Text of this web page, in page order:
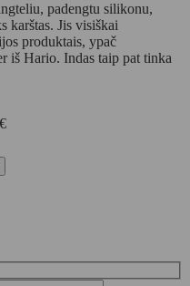
padengtu silikonu,
karštas. Jis visiškai
produktais, ypač
iš Hario. Indas taip pat tinka
€